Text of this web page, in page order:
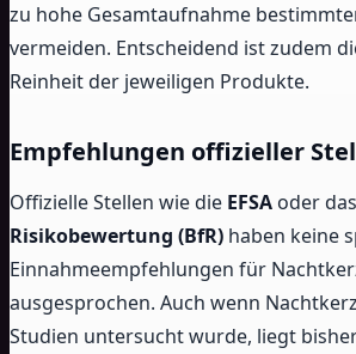
zu hohe Gesamtaufnahme
vermeiden. Entscheidend ist zudem
Reinheit der jeweiligen Produkte.
Empfehlungen offizieller
Offizielle Stellen wie die EFSA oder das
Risikobewertung (BfR) haben keine
Einnahmeempfehlungen für
ausgesprochen. Auch wenn
Studien untersucht wurde, liegt